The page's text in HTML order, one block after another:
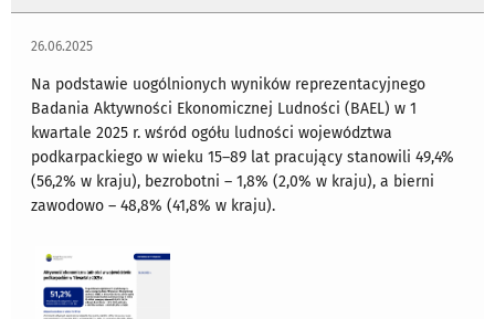
26.06.2025
Na podstawie uogólnionych wyników reprezentacyjnego
Badania Aktywności Ekonomicznej Ludności (BAEL) w 1
kwartale 2025 r. wśród ogółu ludności województwa
podkarpackiego w wieku 15–89 lat pracujący stanowili 49,4%
(56,2% w kraju), bezrobotni – 1,8% (2,0% w kraju), a bierni
zawodowo – 48,8% (41,8% w kraju).